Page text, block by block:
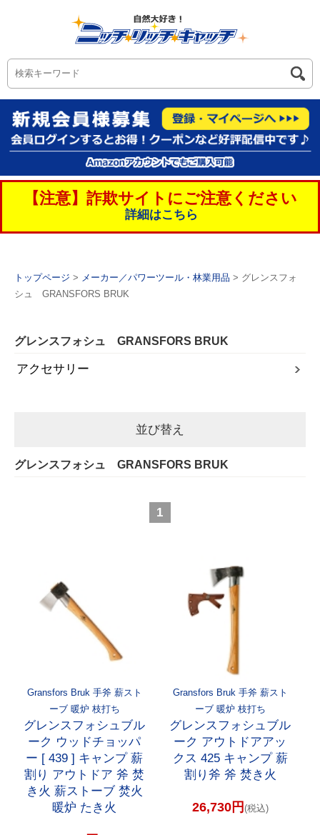
【注意】詐欺サイトにご注意ください
詳細はこちら
トップページ > メーカー／パワーツール・林業用品 > グレンスフォ
シュ GRANSFORS BRUK
グレンスフォシュ GRANSFORS BRUK
アクセサリー
並び替え
グレンスフォシュ GRANSFORS BRUK
1
Gransfors Bruk 手斧 薪スト
ーブ 暖炉 枝打ち
グレンスフォシュブル
ーク ウッドチョッパ
ー [ 439 ] キャンプ 薪
割り アウトドア 斧 焚
き火 薪ストーブ 焚火
暖炉 たき火
Gransfors Bruk 手斧 薪スト
ーブ 暖炉 枝打ち
グレンスフォシュブル
ーク アウトドアアッ
クス 425 キャンプ 薪
割り斧 斧 焚き火
26,730円 (税込)